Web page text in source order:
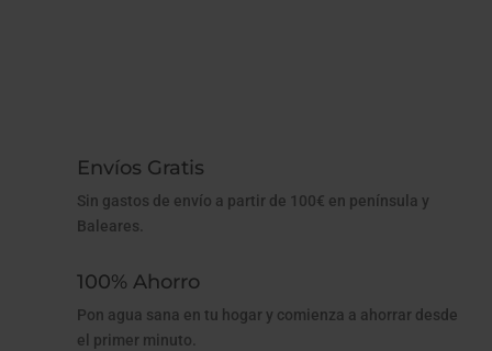
Envíos Gratis
Sin gastos de envío a partir de 100€ en península y
Baleares.
100% Ahorro
Pon agua sana en tu hogar y comienza a ahorrar desde
el primer minuto.